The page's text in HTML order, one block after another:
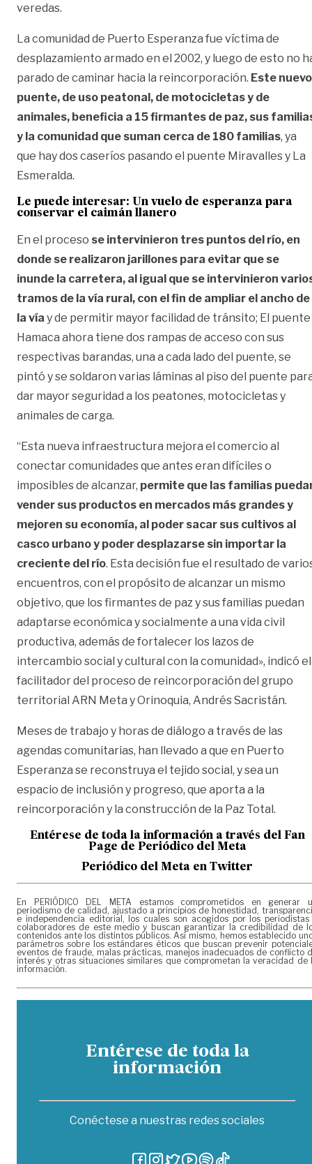
veredas.
La comunidad de Puerto Esperanza fue víctima de
desplazamiento armado en el 2002, y luego de esto no
parado de caminar hacia la reincorporación. Este nuevo
puente, de uso peatonal, de motocicletas y de
animales, beneficia a 15 firmantes de paz, sus
y la comunidad que suman cerca de 180 familias, ya
que hay dos caseríos pasando el puente Miravalles y La
Esmeralda.
Le puede interesar: Un vuelo de esperanza para
conservar el caimán llanero
En el proceso se intervinieron tres puntos del río, en
donde se realizaron jarillones para evitar que se
inunde la carretera, al igual que se intervinieron
tramos de la vía rural, con el fin de ampliar el ancho de
la vía y de permitir mayor facilidad de tránsito; El puente
Hamaca ahora tiene dos rampas de acceso con sus
respectivas barandas, una a cada lado del puente, se
pintó y se soldaron varias láminas al piso del puente
dar mayor seguridad a los peatones, motocicletas y
animales de carga.
“Esta nueva infraestructura mejora el comercio al
conectar comunidades que antes eran difíciles o
imposibles de alcanzar, permite que las familias
vender sus productos en mercados más grandes y
mejoren su economía, al poder sacar sus cultivos al
casco urbano y poder desplazarse sin importar la
creciente del río. Esta decisión fue el resultado de
encuentros, con el propósito de alcanzar un mismo
objetivo, que los firmantes de paz y sus familias puedan
adaptarse económica y socialmente a una vida civil
productiva, además de fortalecer los lazos de
intercambio social y cultural con la comunidad», indicó el
facilitador del proceso de reincorporación del grupo
territorial ARN Meta y Orinoquia, Andrés Sacristán.
Meses de trabajo y horas de diálogo a través de las
agendas comunitarias, han llevado a que en Puerto
Esperanza se reconstruya el tejido social, y sea un
espacio de inclusión y progreso, que aporta a la
reincorporación y la construcción de la Paz Total.
Entérese de toda la información a través del Fan
Page de Periódico del Meta
Periódico del Meta en Twitter
En PERIÓDICO DEL META estamos comprometidos en generar
periodismo de calidad, ajustado a principios de honestidad,
e independencia editorial, los cuales son acogidos por los periodistas
colaboradores de este medio y buscan garantizar la credibilidad de
contenidos ante los distintos públicos. Así mismo, hemos establecido
parámetros sobre los estándares éticos que buscan prevenir
eventos de fraude, malas prácticas, manejos inadecuados de conflicto
interés y otras situaciones similares que comprometan la veracidad de
información.
Entérese de toda la
información
Conéctese a nuestras redes sociales